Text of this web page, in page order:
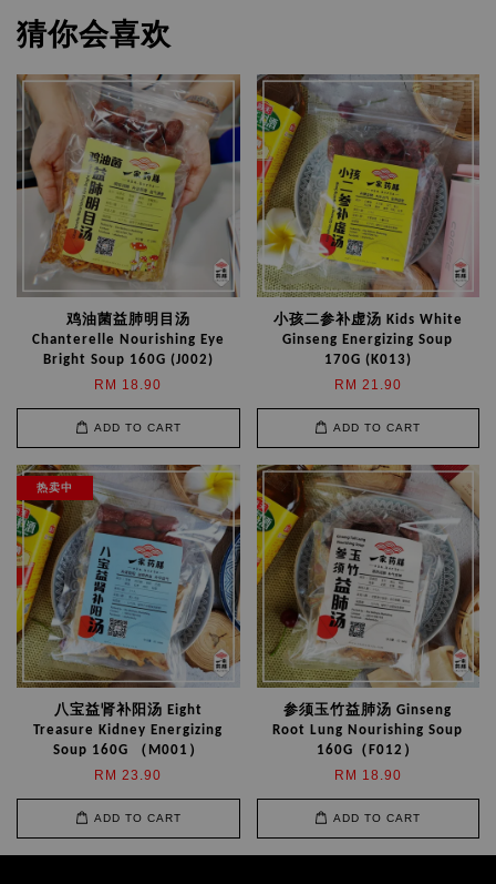
猜你会喜欢
鸡油菌益肺明目汤
Chanterelle Nourishing Eye
Bright Soup 160G (J002)
RM 18.90
ADD TO CART
小孩二参补虚汤 Kids White
Ginseng Energizing Soup
170G (K013)
RM 21.90
ADD TO CART
热卖中
八宝益肾补阳汤 Eight
Treasure Kidney Energizing
Soup 160G （M001）
RM 23.90
ADD TO CART
参须玉竹益肺汤 Ginseng
Root Lung Nourishing Soup
160G（F012）
RM 18.90
ADD TO CART